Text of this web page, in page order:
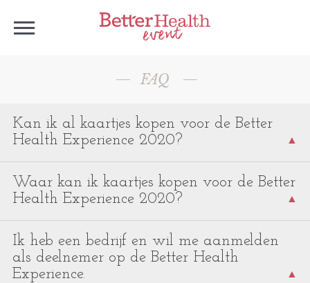
FAQ
Kan ik al kaartjes kopen voor de Better
Health Experience 2020?
Nee, nog niet. Zodra de verkoop start dan kun je
via deze site je kaartjes bestellen!
Waar kan ik kaartjes kopen voor de Better
Health Experience 2020?
Zodra de kaarten in de verkoop gaan, dan zijn
ze te koop via deze website.
Ik heb een bedrijf en wil me aanmelden
als deelnemer op de Better Health
Experience.